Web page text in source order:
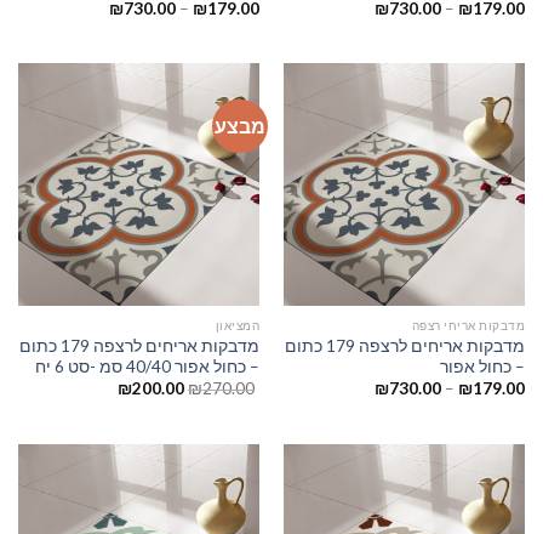
₪179.00
–
₪730.00
₪179.00
–
₪730.00
מדבקות אריחי רצפה
מדבקות אריחים לרצפה 179 כתום
– כחול אפור
₪179.00
–
₪730.00
מבצע
המציאון
מדבקות אריחים לרצפה 179 כתום
– כחול אפור 40/40 סמ -סט 6 יח
₪270.00
₪200.00